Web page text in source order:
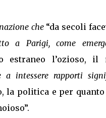
che “da secoli
a Parigi, come
estraneo l’ozioso, il
a intessere rapporti
la politica e per